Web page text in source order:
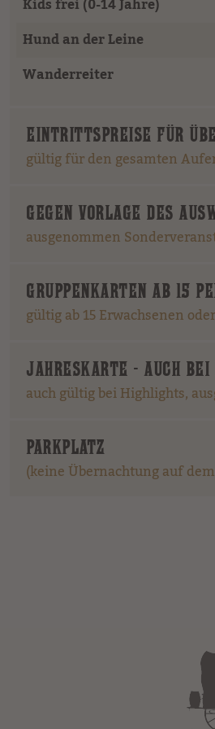
Hund an der Leine
Wanderreiter
EINTRITTSPREISE FÜR
gültig für den gesamten
GEGEN VORLAGE DES
ausgenommen
GRUPPENKARTEN AB 15
gültig ab 15 Erwachsenen
JAHRESKARTE - AUCH
auch gültig bei Highlights,
PARKPLATZ
(keine Übernachtung auf